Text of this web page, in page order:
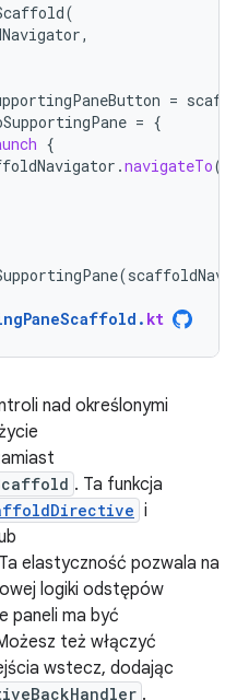
(
,
=
= {
{
.navigateTo(
(
. kt
nad określonymi
. Ta funkcja
i
elastyczność pozwala na
logiki odstępów
paneli ma być
też włączyć
wstecz, dodając
.